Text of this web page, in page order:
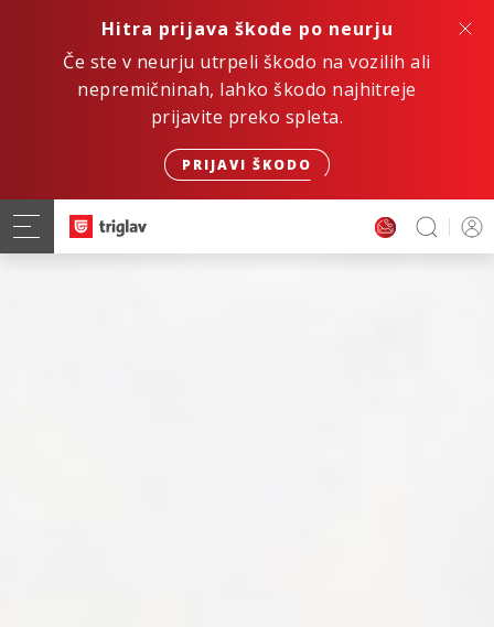
Hitra prijava škode po neurju
Če ste v neurju utrpeli škodo na vozilih ali
nepremičninah, lahko škodo najhitreje
prijavite preko spleta.
PRIJAVI ŠKODO